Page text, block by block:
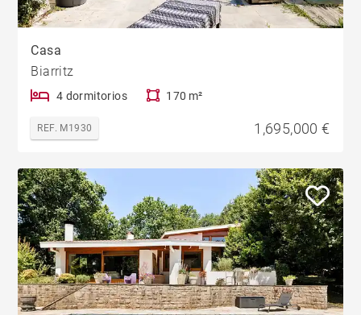
Casa
Biarritz
4 dormitorios 170 m²
REF. M1930 1,695,000 €